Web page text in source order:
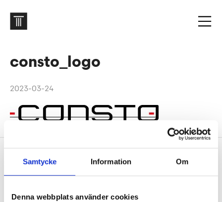
Samtycke Information Om
Denna webbplats använder cookies
consto_logo
2023-03-24
Footer
Contact us
enquiry, we look forward to hearing from you.